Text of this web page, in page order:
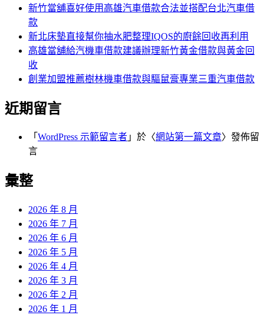
新竹當舖喜好使用高雄汽車借款合法並搭配台北汽車借
款
新北床墊直接幫你抽水肥整理IQOS的廚餘回收再利用
高雄當舖給汽機車借款建議辦理新竹黃金借款與黃金回
收
創業加盟推薦樹林機車借款與驅鼠膏專業三重汽車借款
近期留言
「 WordPress 示範留言者 」於〈網站第一篇文章〉發佈留
言
彙整
2026 年 8 月
2026 年 7 月
2026 年 6 月
2026 年 5 月
2026 年 4 月
2026 年 3 月
2026 年 2 月
2026 年 1 月